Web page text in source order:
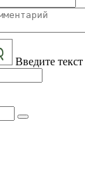
Введите